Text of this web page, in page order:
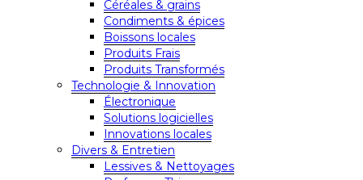
Céréales & grains
Condiments & épices
Boissons locales
Produits Frais
Produits Transformés
Technologie & Innovation
Électronique
Solutions logicielles
Innovations locales
Divers & Entretien
Lessives & Nettoyages